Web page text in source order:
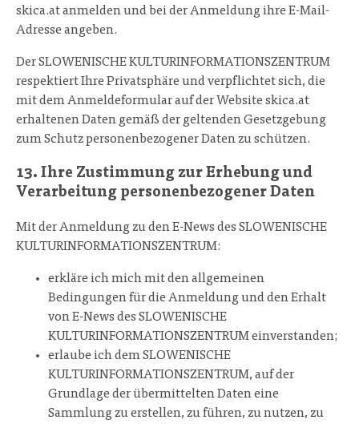
skica.at anmelden und bei der Anmeldung ihre E-Mail-
Adresse angeben.
Der SLOWENISCHE KULTURINFORMATIONSZENTRUM
respektiert Ihre Privatsphäre und verpflichtet sich, die
mit dem Anmeldeformular auf der Website skica.at
erhaltenen Daten gemäß der geltenden Gesetzgebung
zum Schutz personenbezogener Daten zu schützen.
13. Ihre Zustimmung zur Erhebung und
Verarbeitung personenbezogener Daten
Mit der Anmeldung zu den E-News des SLOWENISCHE
KULTURINFORMATIONSZENTRUM:
erkläre ich mich mit den allgemeinen
Bedingungen für die Anmeldung und den Erhalt
von E-News des SLOWENISCHE
KULTURINFORMATIONSZENTRUM einverstanden;
erlaube ich dem SLOWENISCHE
KULTURINFORMATIONSZENTRUM, auf der
Grundlage der übermittelten Daten eine
Sammlung zu erstellen, zu führen, zu nutzen, zu